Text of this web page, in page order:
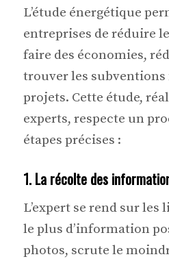
L’étude énergétique
entreprises de réduire
faire des économies,
trouver les subventions
projets. Cette étude,
experts, respecte un
étapes précises :
1. La récolte des
L’expert se rend sur les
le plus d’information
photos, scrute le